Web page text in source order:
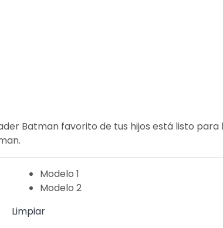
Batman favorito de tus hijos está listo
Modelo 1
Modelo 2
Limpiar